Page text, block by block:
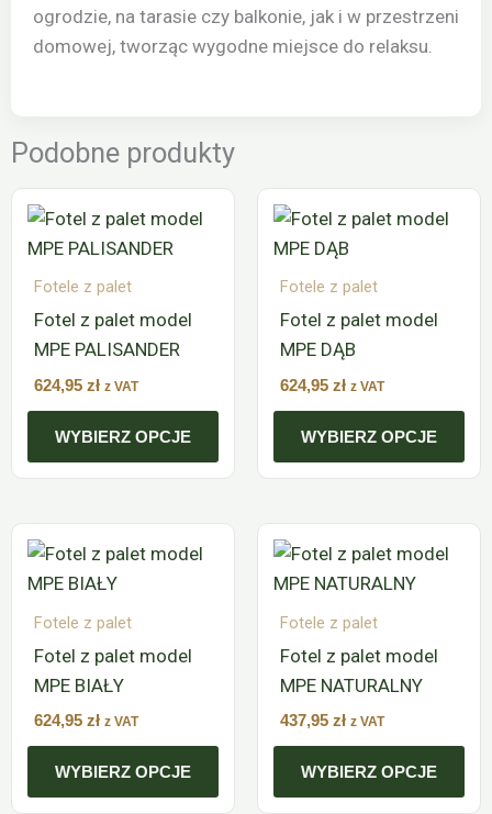
ogrodzie, na tarasie czy balkonie, jak i w przestrzeni
domowej, tworząc wygodne miejsce do relaksu.
Podobne produkty
Fotele z palet
Fotel z palet model
MPE PALISANDER
624,95 zł z VAT
WYBIERZ OPCJE
Ten
produkt
ma
wiele
wariantów.
Opcje
można
wybrać
stronie
Fotele z palet
Fotel z palet model
MPE DĄB
624,95 zł z VAT
WYBIERZ OPCJE
Ten
produkt
ma
wiele
wariantów.
Opcje
można
wybrać
stronie
Fotele z palet
Fotel z palet model
MPE BIAŁY
624,95 zł z VAT
WYBIERZ OPCJE
Ten
produkt
ma
wiele
wariantów.
Opcje
można
wybrać
stronie
Fotele z palet
Fotel z palet model
MPE NATURALNY
437,95 zł z VAT
WYBIERZ OPCJE
Ten
produkt
ma
wiele
wariantów.
Opcje
można
wybrać
stronie